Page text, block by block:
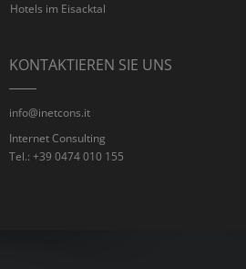
Hotels im Eisacktal
KONTAKTIEREN SIE UNS
info@inetcons.it
Internet Consulting
Tel.: +39 0474 010 155